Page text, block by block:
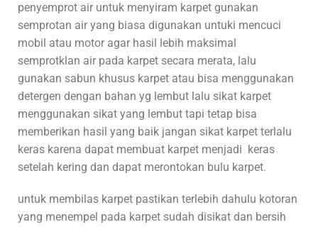
penyemprot air untuk menyiram karpet gunakan
semprotan air yang biasa digunakan untuki mencuci
mobil atau motor agar hasil lebih maksimal
semprotklan air pada karpet secara merata, lalu
gunakan sabun khusus karpet atau bisa menggunakan
detergen dengan bahan yg lembut lalu sikat karpet
menggunakan sikat yang lembut tapi tetap bisa
memberikan hasil yang baik jangan sikat karpet terlalu
keras karena dapat membuat karpet menjadi keras
setelah kering dan dapat merontokan bulu karpet.
untuk membilas karpet pastikan terlebih dahulu kotoran
yang menempel pada karpet sudah disikat dan bersih